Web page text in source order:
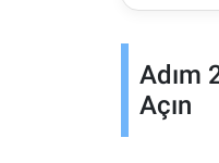
Adım
Açın